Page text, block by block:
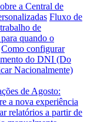
a Central de
Fluxo de
de
quando o
Como configurar
do DNI (Do
Nacionalmente)
de Agosto:
a nova experiência
relatórios a partir de